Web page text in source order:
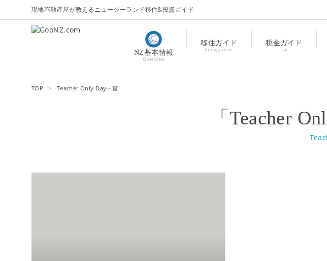
現地不動産屋が教えるニュージーランド移住&投資ガイド
NZ基本情報
Overview
移住ガイド
Immigration
税金ガイド
Tax
TOP > Teacher Only Day一覧
「Teacher